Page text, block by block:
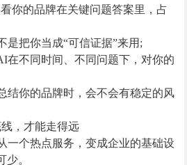
你的品牌在关键问题答案里，占
是把你当成“可信证据”来用;
在不同时间、不同问题下，对你的
结你的品牌时，会不会有稳定的风
，才能走得远
一个热点服务，变成企业的基础设
。